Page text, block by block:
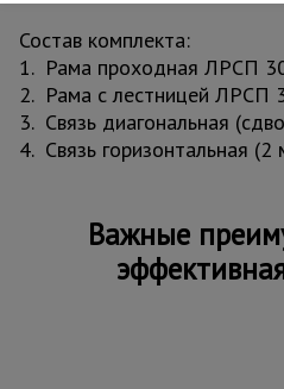
Состав комплекта:
1. Рама проходная ЛРСП
2. Рама с лестницей ЛРСП
3. Связь диагональная
4. Связь горизонтальная
Важные